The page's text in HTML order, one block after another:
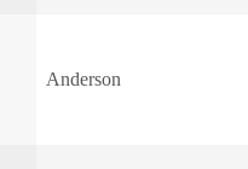
Anderson